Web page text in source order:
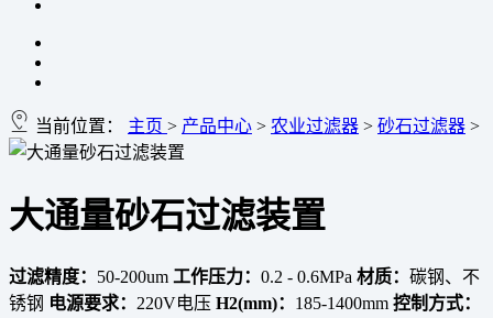
当前位置： 主页 > 产品中心 > 农业过滤器 > 砂石过滤器 >
大通量砂石过滤装置
过滤精度： 50-200um 工作压力： 0.2 - 0.6MPa 材质： 碳钢、不
锈钢 电源要求： 220V电压 H2(mm)： 185-1400mm 控制方式：